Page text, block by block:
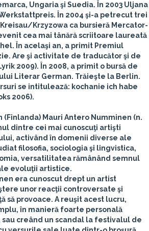
Ungaria şi Suedia. În 2003 Uljana
În 2004 şi-a petrecut trei
Krzyzowa ca bursieră Mercator-
cea mai tânără scriitoare laureată
În acelaşi an, a primit Premiul
Are şi activitate de traducător şi de
2009). În 2008, a primit o bursă de
Literar German. Trăieşte la Berlin.
se intitulează: kochanie ich habe
2006).
(Finlanda) Mauri Antero Numminen (n.
dintre cei mai cunoscuţi artişti
activând în domenii diverse ale
filosofia, sociologia şi lingvistica,
versatilitatea rămânând semnul
evoluţii artistice.
era cunoscut drept un artist
unor reacţii controversate şi
să provoace. A reuşit acest lucru,
în manieră foarte personală
creând un scandal la festivalul de